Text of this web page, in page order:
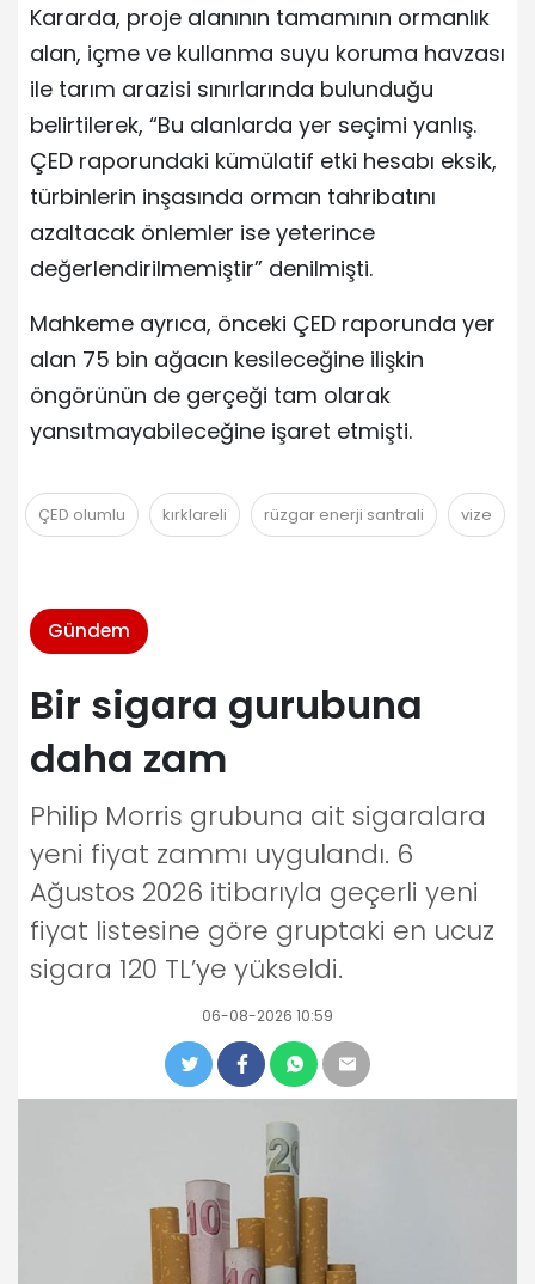
Kararda, proje alanının tamamının ormanlık
alan, içme ve kullanma suyu koruma havzası
ile tarım arazisi sınırlarında bulunduğu
belirtilerek, “Bu alanlarda yer seçimi yanlış.
ÇED raporundaki kümülatif etki hesabı eksik,
türbinlerin inşasında orman tahribatını
azaltacak önlemler ise yeterince
değerlendirilmemiştir” denilmişti.
Mahkeme ayrıca, önceki ÇED raporunda yer
alan 75 bin ağacın kesileceğine ilişkin
öngörünün de gerçeği tam olarak
yansıtmayabileceğine işaret etmişti.
ÇED olumlu kırklareli rüzgar enerji santrali vize
Gündem
Bir sigara gurubuna
daha zam
Philip Morris grubuna ait sigaralara
yeni fiyat zammı uygulandı. 6
Ağustos 2026 itibarıyla geçerli yeni
fiyat listesine göre gruptaki en ucuz
sigara 120 TL’ye yükseldi.
06-08-2026 10:59